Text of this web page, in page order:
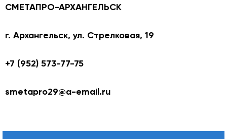
СМЕТАПРО-АРХАНГЕЛЬСК
г. Архангельск, ул. Стрелковая, 19
+7 (952) 573-77-75
smetapro29@a-email.ru